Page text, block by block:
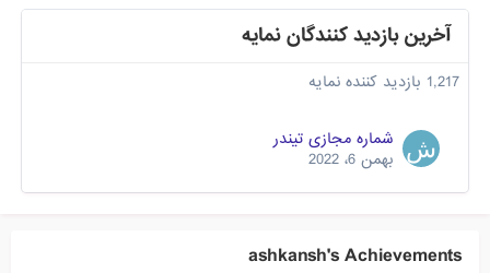
آخرین بازدید کنندگان نمایه
1,217 بازدید کننده نمایه
شماره مجازی تیندر
بهمن 6، 2022
ashkansh's Achievements